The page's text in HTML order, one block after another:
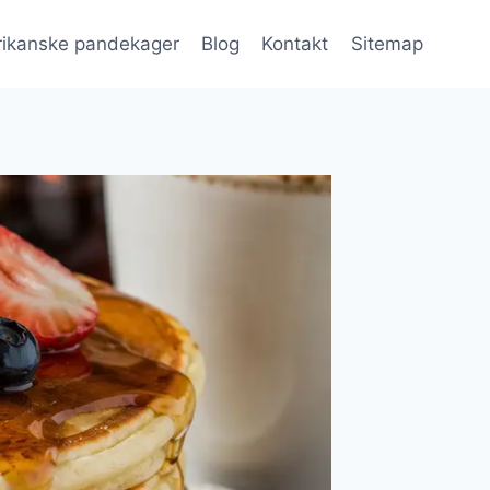
pandekager Blog Kontakt Sitemap